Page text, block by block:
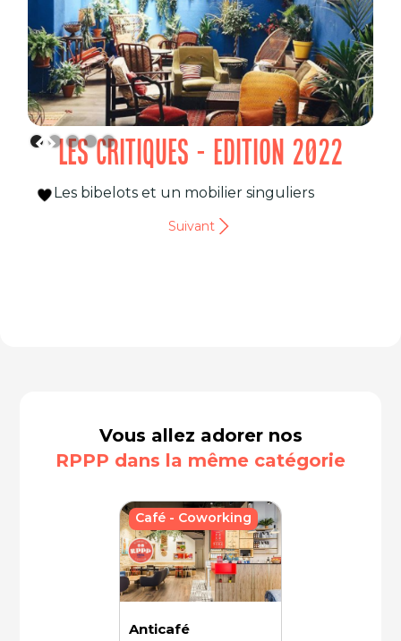
LES CRITIQUES - EDITION 2022
Les bibelots et un mobilier singuliers
Suivant
Vous allez adorer nos
RPPP dans la même catégorie
Anticafé
Café - Coworking